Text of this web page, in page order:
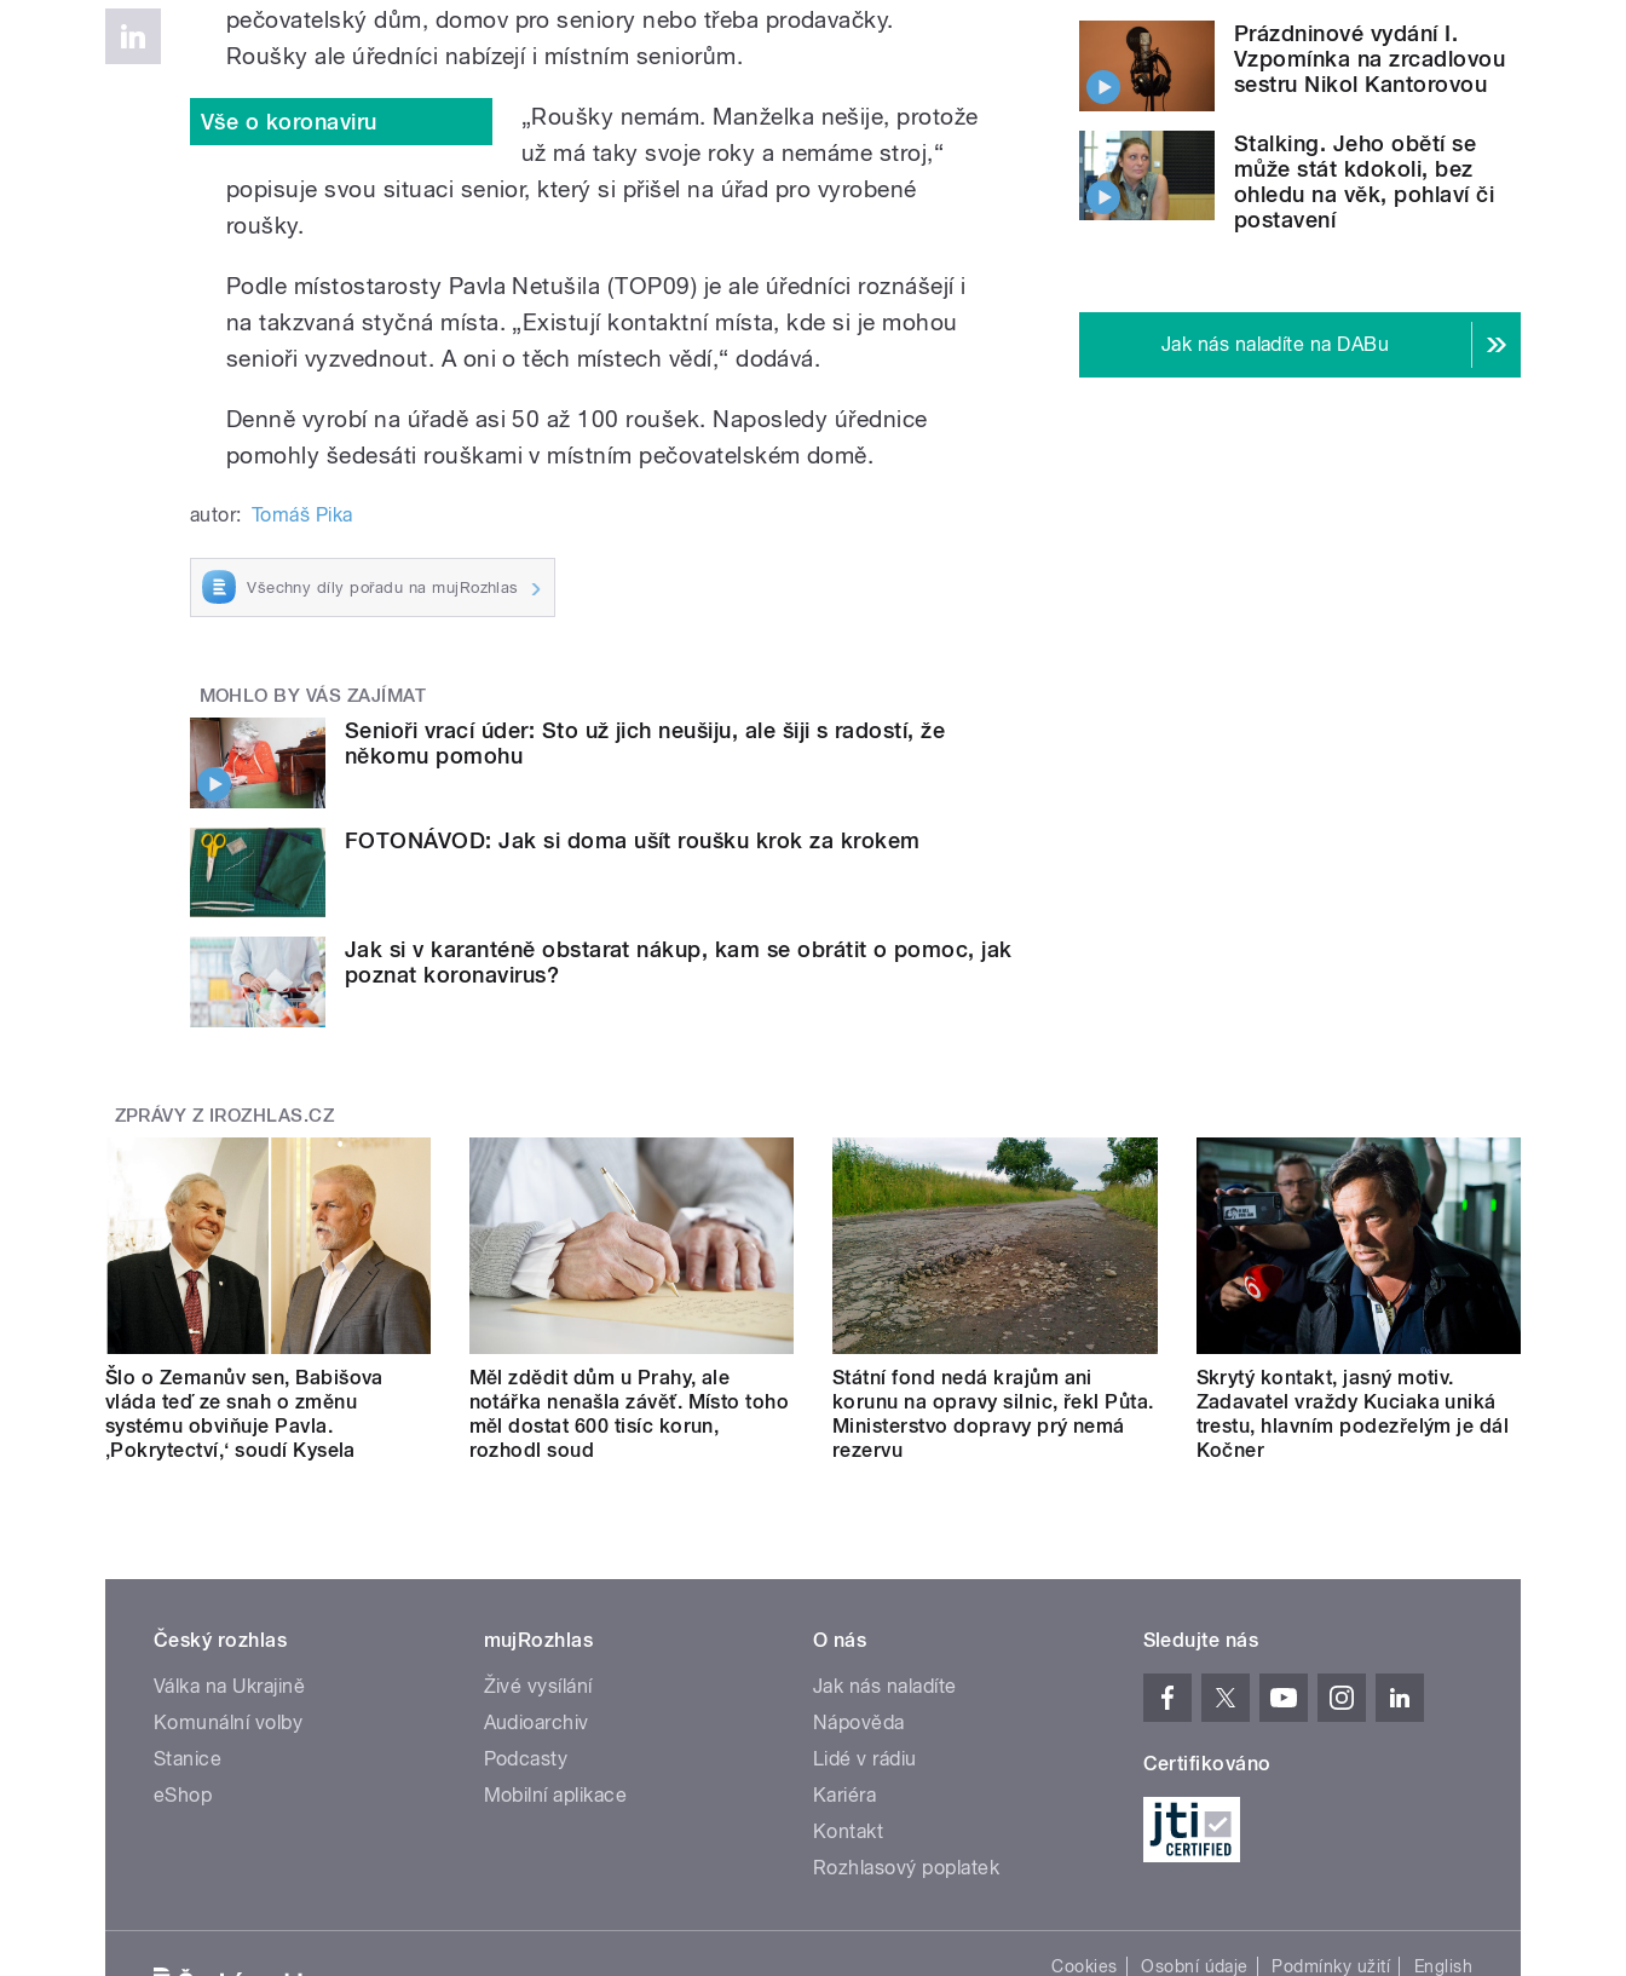
pečovatelský dům, domov pro seniory nebo třeba prodavačky.
Roušky ale úředníci nabízejí i místním seniorům.
Vše o koronaviru
„Roušky nemám. Manželka nešije, protože
už má taky svoje roky a nemáme stroj,“
popisuje svou situaci senior, který si přišel na úřad pro vyrobené
roušky.
Podle místostarosty Pavla Netušila (TOP09) je ale úředníci roznášejí i
na takzvaná styčná místa. „Existují kontaktní místa, kde si je mohou
senioři vyzvednout. A oni o těch místech vědí,“ dodává.
Denně vyrobí na úřadě asi 50 až 100 roušek. Naposledy úřednice
pomohly šedesáti rouškami v místním pečovatelském domě.
autor: Tomáš Pika
Všechny díly pořadu na mujRozhlas
MOHLO BY VÁS ZAJÍMAT
Senioři vrací úder: Sto už jich neušiju, ale šiji s radostí, že
někomu pomohu
FOTONÁVOD: Jak si doma ušít roušku krok za krokem
Jak si v karanténě obstarat nákup, kam se obrátit o pomoc, jak
poznat koronavirus?
Prázdninové vydání I.
Vzpomínka na zrcadlovou
sestru Nikol Kantorovou
Stalking. Jeho obětí se
může stát kdokoli, bez
ohledu na věk, pohlaví či
postavení
Jak nás naladíte na DABu
ZPRÁVY Z IROZHLAS.CZ
Šlo o Zemanův sen, Babišova
vláda teď ze snah o změnu
systému obviňuje Pavla.
‚Pokrytectví,‘ soudí Kysela
Měl zdědit dům u Prahy, ale
notářka nenašla závěť. Místo toho
měl dostat 600 tisíc korun,
rozhodl soud
Státní fond nedá krajům ani
korunu na opravy silnic, řekl Půta.
Ministerstvo dopravy prý nemá
rezervu
Skrytý kontakt, jasný motiv.
Zadavatel vraždy Kuciaka uniká
trestu, hlavním podezřelým je dál
Kočner
Český rozhlas
Válka na Ukrajině
Komunální volby
Stanice
eShop
mujRozhlas
Živé vysílání
Audioarchiv
Podcasty
Mobilní aplikace
O nás
Jak nás naladíte
Nápověda
Lidé v rádiu
Kariéra
Kontakt
Rozhlasový poplatek
Sledujte nás
Certifikováno
Cookies Osobní údaje Podmínky užití English